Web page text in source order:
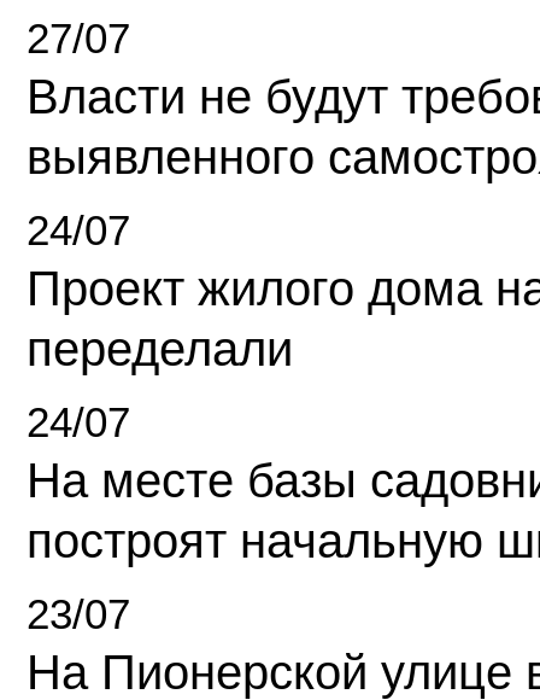
27/07
Власти не будут
выявленного
24/07
Проект жилого дома
переделали
24/07
На месте базы
построят начальную
23/07
На Пионерской улице